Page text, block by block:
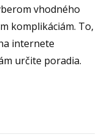
vhodného
komplikáciám. To,
internete
určite poradia.